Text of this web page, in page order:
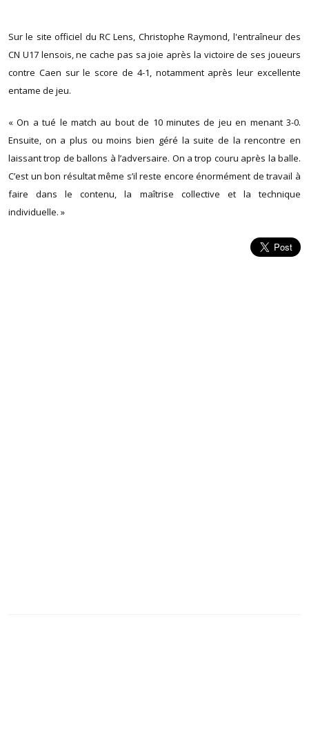
Sur le site officiel du RC Lens, Christophe Raymond, l'entraîneur des
CN U17 lensois, ne cache pas sa joie après la victoire de ses joueurs
contre Caen sur le score de 4-1, notamment après leur excellente
entame de jeu.
« On a tué le match au bout de 10 minutes de jeu en menant 3-0.
Ensuite, on a plus ou moins bien géré la suite de la rencontre en
laissant trop de ballons à l’adversaire. On a trop couru après la balle.
C’est un bon résultat même s’il reste encore énormément de travail à
faire dans le contenu, la maîtrise collective et la technique
individuelle. »